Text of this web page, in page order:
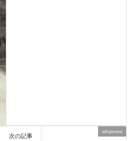
whatnew
次の記事